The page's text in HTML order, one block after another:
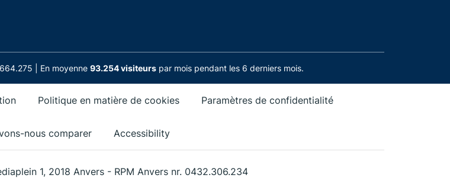
| En moyenne 93.254 visiteurs par mois pendant les 6 derniers mois.
Politique en matière de cookies Paramètres de confidentialité
nous comparer Accessibility
1, 2018 Anvers - RPM Anvers nr. 0432.306.234